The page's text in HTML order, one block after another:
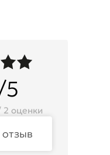
2 оценки